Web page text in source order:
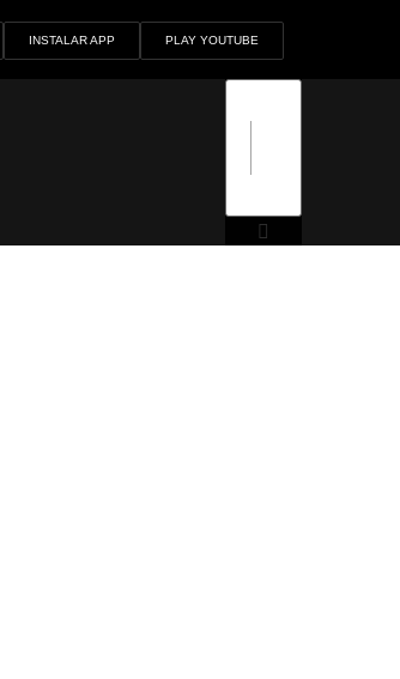
INSTALAR APP PLAY YOUTUBE